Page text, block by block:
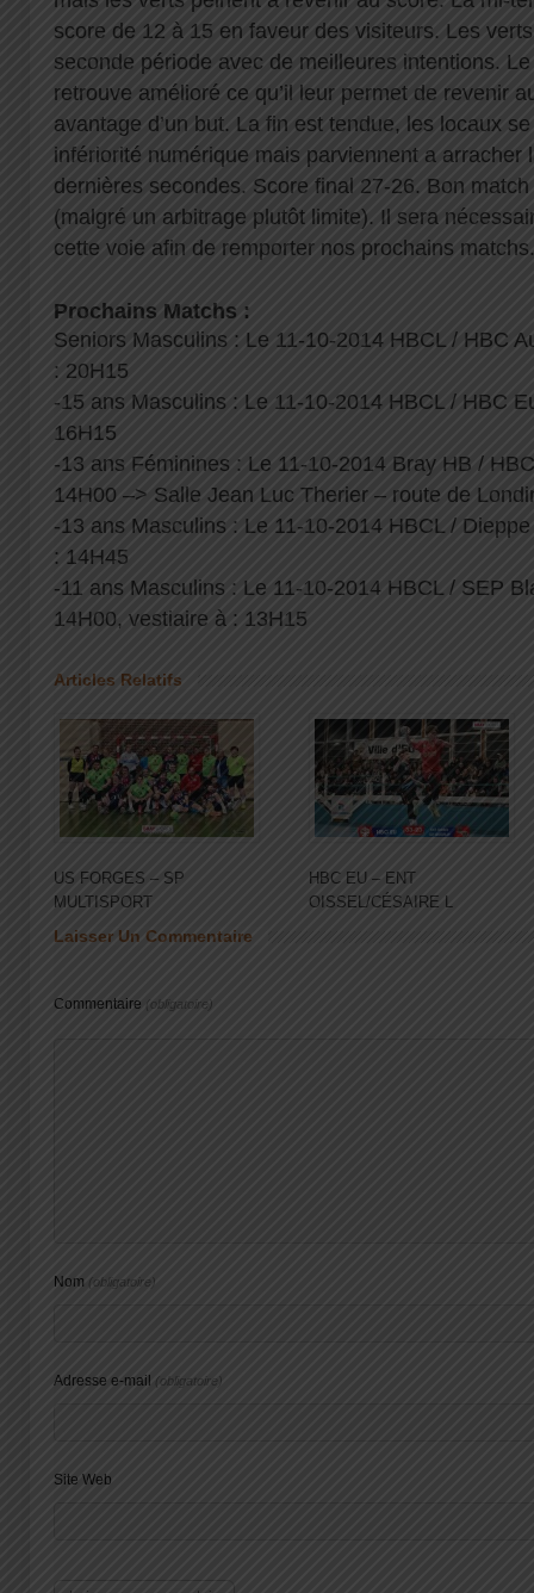
score de 12 à 15 en faveur des visiteurs. Les
seconde période avec de meilleures intentions. Le
retrouve amélioré ce qu’il leur permet de revenir
avantage d’un but. La fin est tendue, les locaux
infériorité numérique mais parviennent a arracher
dernières secondes. Score final 27-26. Bon match
(malgré un arbitrage plutôt limite). Il sera
cette voie afin de remporter nos prochains matchs.
Prochains Matchs :
Seniors Masculins : Le 11-10-2014 HBCL / HBC
: 20H15
-15 ans Masculins : Le 11-10-2014 HBCL / HBC
16H15
-13 ans Féminines : Le 11-10-2014 Bray HB /
14H00 –> Salle Jean Luc Therier – route de
-13 ans Masculins : Le 11-10-2014 HBCL /
: 14H45
-11 ans Masculins : Le 11-10-2014 HBCL / SEP
14H00, vestiaire à : 13H15
Articles Relatifs
US FORGES – SP
MULTISPORT
HBC EU – ENT
OISSEL/CÉSAIRE L
Laisser Un Commentaire
Commentaire (obligatoire)
Nom (obligatoire)
Adresse e-mail (obligatoire)
Site Web